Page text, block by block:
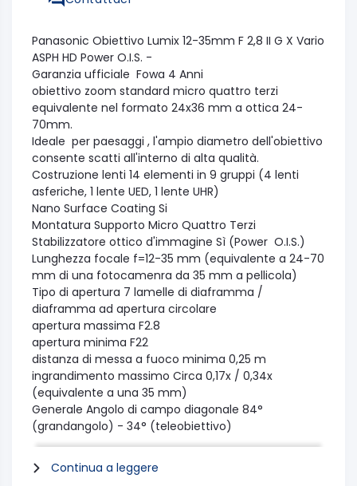
Panasonic Obiettivo Lumix 12-35mm F 2,8 II G X Vario
ASPH HD Power O.I.S. -
Garanzia ufficiale Fowa 4 Anni
obiettivo zoom standard micro quattro terzi
equivalente nel formato 24x36 mm a ottica 24-
70mm.
Ideale per paesaggi , l'ampio diametro dell'obiettivo
consente scatti all'interno di alta qualità.
Costruzione lenti 14 elementi in 9 gruppi (4 lenti
asferiche, 1 lente UED, 1 lente UHR)
Nano Surface Coating Si
Montatura Supporto Micro Quattro Terzi
Stabilizzatore ottico d'immagine Sì (Power O.I.S.)
Lunghezza focale f=12-35 mm (equivalente a 24-70
mm di una fotocamenra da 35 mm a pellicola)
Tipo di apertura 7 lamelle di diaframma /
diaframma ad apertura circolare
apertura massima F2.8
apertura minima F22
distanza di messa a fuoco minima 0,25 m
ingrandimento massimo Circa 0,17x / 0,34x
(equivalente a una 35 mm)
Generale Angolo di campo diagonale 84°
(grandangolo) - 34° (teleobiettivo)
dimensione filtroφ 58 mm
diametro massimo
lunghezza totaleCirca 73,8 mm (dall'estremità
Continua a leggere